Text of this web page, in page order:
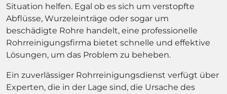
Situation helfen. Egal ob es sich um verstopfte
Abflüsse, Wurzeleinträge oder sogar um
beschädigte Rohre handelt, eine professionelle
Rohrreinigungsfirma bietet schnelle und effektive
Lösungen, um das Problem zu beheben.
Ein zuverlässiger Rohrreinigungsdienst verfügt über
Experten, die in der Lage sind, die Ursache des